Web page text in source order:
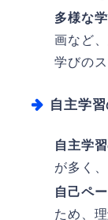
多様な
画など
学びの
自主学
自主学
が多く
自己ペ
ため、